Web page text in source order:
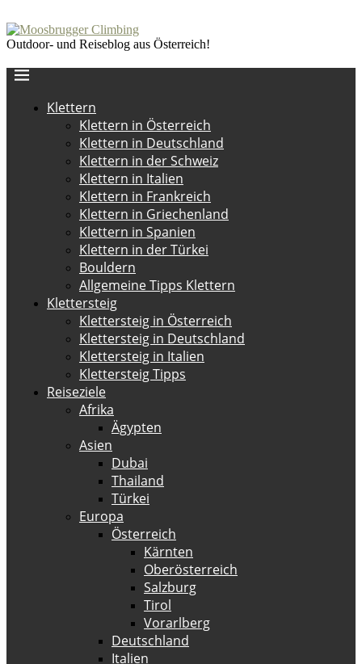
Outdoor- und Reiseblog aus Österreich!
Klettern
Klettern in Österreich
Klettern in Deutschland
Klettern in der Schweiz
Klettern in Italien
Klettern in Frankreich
Klettern in Griechenland
Klettern in Spanien
Klettern in der Türkei
Bouldern
Allgemeine Tipps Klettern
Klettersteig
Klettersteig in Österreich
Klettersteig in Deutschland
Klettersteig in Italien
Klettersteig Tipps
Reiseziele
Afrika
Ägypten
Asien
Dubai
Thailand
Türkei
Europa
Österreich
Kärnten
Oberösterreich
Salzburg
Tirol
Vorarlberg
Deutschland
Italien